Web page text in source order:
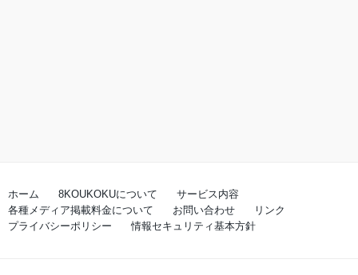
ホーム 8KOUKOKUについて
サービス内容
各種メディア掲載料金について
お問い合わせ
リンク
プライバシーポリシー
情報セキュリティ基本方針